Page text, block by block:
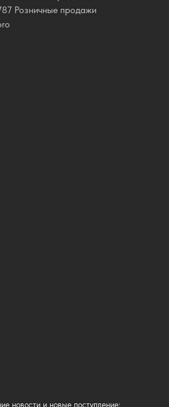
Розничные продажи
новости и новые поступление: